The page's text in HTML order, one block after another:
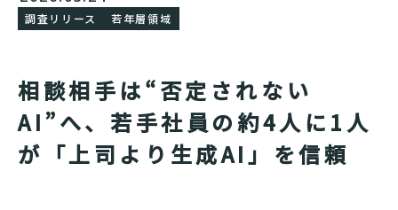
調査リリース 若年層領域
相談相手は“否定されない
AI”へ、若手社員の約4人に1人
が「上司より生成AI」を信頼